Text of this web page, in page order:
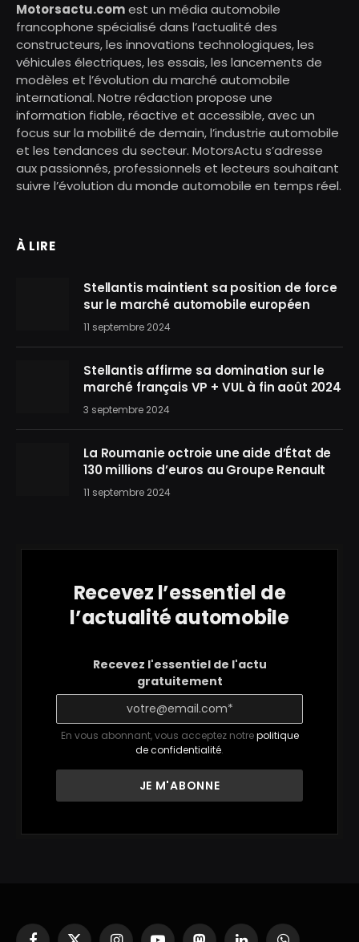
Motorsactu.comest un média automobile
francophone spécialisé dans l’actualité des
constructeurs, les innovations technologiques, les
véhicules électriques, les essais, les lancements de
modèles et l’évolution du marché automobile
international. Notre rédaction propose une
information fiable, réactive et accessible, avec un
focus sur la mobilité de demain, l’industrie automobile
et les tendances du secteur. MotorsActu s’adresse
aux passionnés, professionnels et lecteurs souhaitant
suivre l’évolution du monde automobile en temps réel.
À LIRE
Stellantis maintient sa position de force
sur le marché automobile européen
11 septembre 2024
Stellantis affirme sa domination sur le
marché français VP + VUL à fin août 2024
3 septembre 2024
La Roumanie octroie une aide d’État de
130 millions d’euros au Groupe Renault
11 septembre 2024
Recevez l’essentiel de
l’actualité automobile
Recevez l'essentiel de l'actu
gratuitement
En vous abonnant, vous acceptez notrepolitique
de confidentialité.